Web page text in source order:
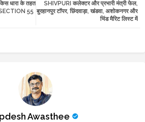
tte ats
SHIVPURI कलेक्टर और प्रभारी मंत्री फेल,
बुरहानपुर टॉपर, छिंदवाड़ा, खंडवा, अशोकनगर और
भिंड मैरिट लिस्ट में
धारा के तहत
55
Awasthee